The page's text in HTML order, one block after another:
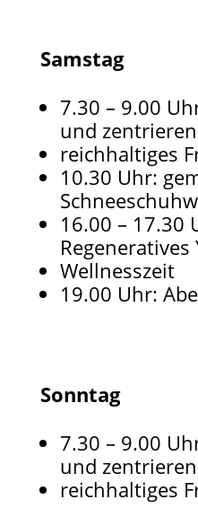
Samstag
7.30 – 9.00
und
reichhaltiges
10.30 Uhr:
16.00 – 17.30
Regeneratives
Wellnesszeit
19.00 Uhr:
Sonntag
7.30 – 9.00
und
reichhaltiges